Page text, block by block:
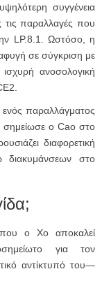
συγγένεια
παραλλαγές που
LP.8.1. Ωστόσο, η
σε σύγκριση με
ανοσολογική
παραλλάγματος
σημείωσε ο Cao στο
διαφορετική
διακυμάνσεων στο
ο Χο αποκαλεί
για τον
αντίκτυπό του—